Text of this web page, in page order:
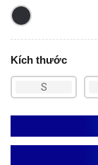
Kích thước
S